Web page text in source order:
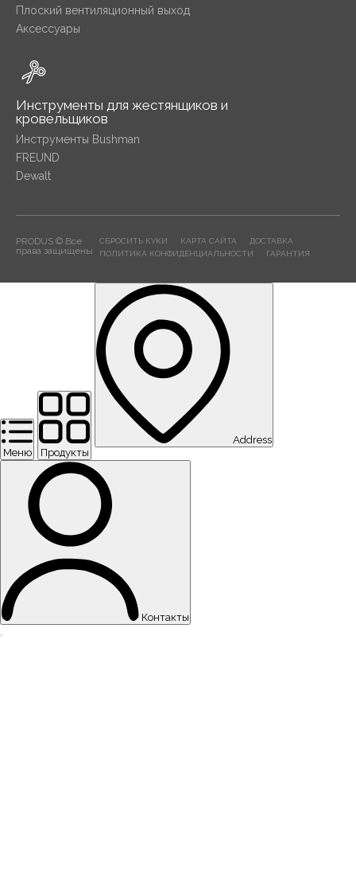
Плоский вентиляционный выход
Аксессуары
Инструменты для жестянщиков и
кровельщиков
Инструменты Bushman
FREUND
Dewalt
PRODUS © Все
права защищены
СБРОСИТЬ КУКИ КАРТА САЙТА
ДОСТАВКА
ПОЛИТИКА КОНФИДЕНЦИАЛЬНОСТИ
ГАРАНТИЯ
Меню Продукты
Address
Контакты